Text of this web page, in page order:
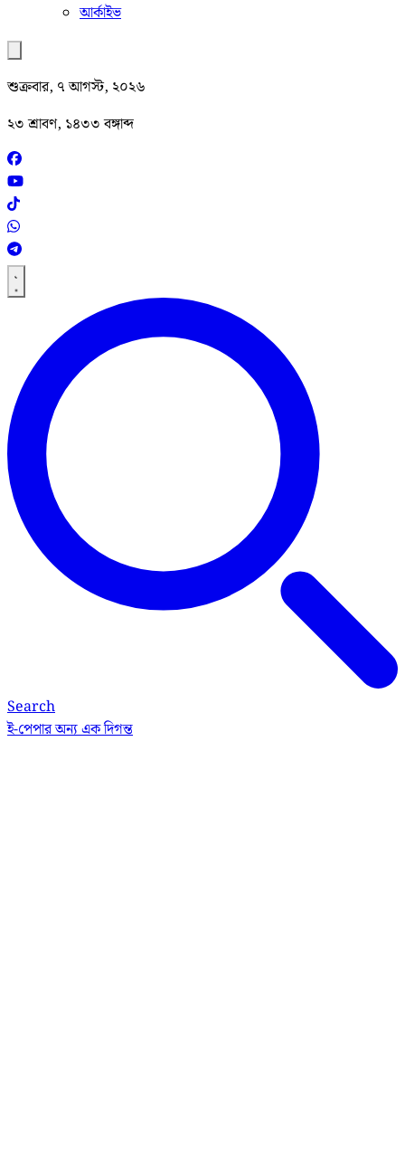
আর্কাইভ
শুক্রবার, ৭ আগস্ট, ২০২৬
২৩ শ্রাবণ, ১৪৩৩ বঙ্গাব্দ
Search
ই-পেপারঅন্য এক দিগন্ত